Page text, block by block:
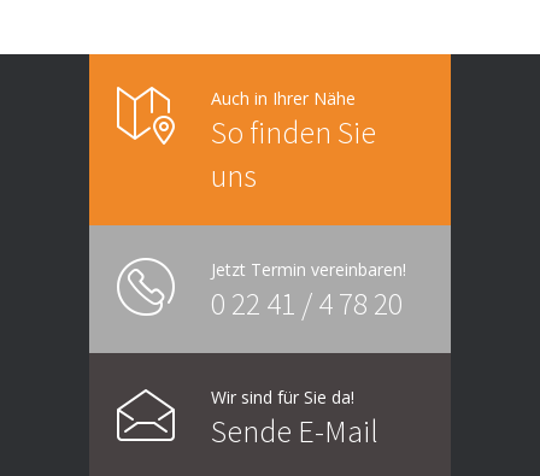
Auch in Ihrer Nähe
So finden Sie
uns
Jetzt Termin vereinbaren!
0 22 41 / 4 78 20
Wir sind für Sie da!
Sende E-Mail